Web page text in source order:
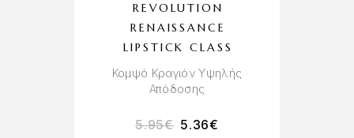
REVOLUTION
RENAISSANCE
LIPSTICK CLASS
Κομψό Κραγιόν Υψηλής
Απόδοσης
5.95€ 5.36€